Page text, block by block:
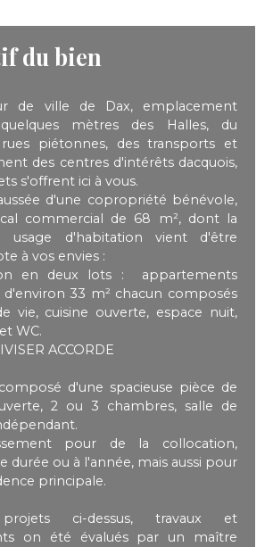
du bien
de ville de Dax, emplacement
mètres des Halles, du
piétonnes, des transports et
des centres d'intérêts dacquois,
s'offrent ici à vous.
d'une copropriété bénévole,
commercial de 68 m², dont la
usage d'habitation vient d'être
à vos envies :
en deux lots : appartements
33 m² chacun composés
vie, cuisine ouverte, espace nuit,
WC.
ACCORDE
d'une spacieuse pièce de
2 ou 3 chambres, salle de
pour de la collocation,
durée ou à l'année, mais aussi pour
principale.
ci-dessus, travaux et
on été évalués par un maître